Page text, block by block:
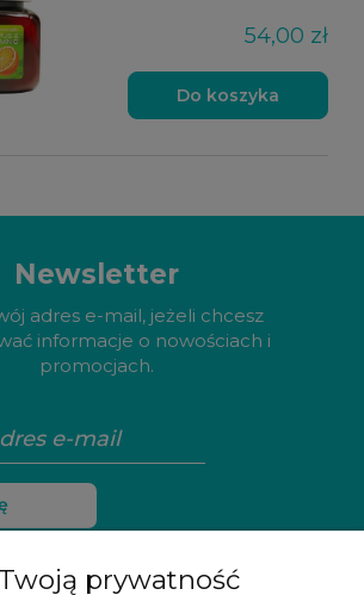
54,00 zł
Do koszyka
Newsletter
adres e-mail, jeżeli chcesz
informacje o nowościach i
promocjach.
prywatność